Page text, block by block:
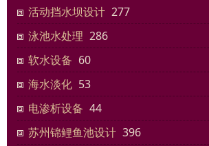
活动挡水坝设计 277
泳池水处理 286
软水设备 60
海水淡化 53
电渗析设备 44
苏州锦鲤鱼池设计 396